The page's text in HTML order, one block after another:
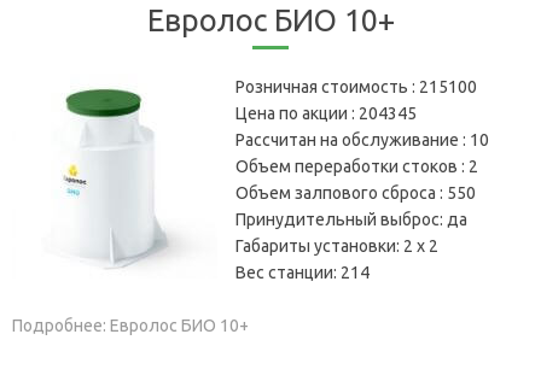
Евролос БИО 10+
Розничная стоимость : 215100
Цена по акции : 204345
Рассчитан на обслуживание : 10
Объем переработки стоков : 2
Объем залпового сброса : 550
Принудительный выброс: да
Габариты установки: 2 х 2
Вес станции: 214
Подробнее: Евролос БИО 10+